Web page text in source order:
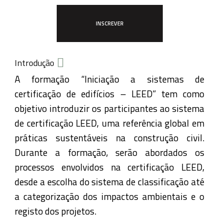
INSCREVER
Introdução
A formação “Iniciação a sistemas de
certificação de edifícios – LEED” tem como
objetivo introduzir os participantes ao sistema
de certificação LEED, uma referência global em
práticas sustentáveis na construção civil.
Durante a formação, serão abordados os
processos envolvidos na certificação LEED,
desde a escolha do sistema de classificação até
a categorização dos impactos ambientais e o
registo dos projetos.